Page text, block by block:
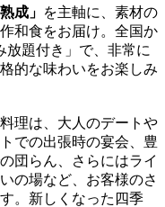
成」 を主軸に、素材の
和食をお届け。全国か
放題付き」で、非常に
的な味わいをお楽しみ
理は、大人のデートや
での出張時の宴会、豊
団らん、さらにはライ
の場など、お客様のさ
。新しくなった四季